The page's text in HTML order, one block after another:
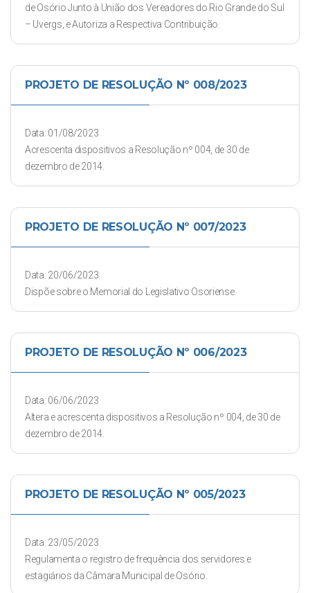
de Osório Junto à União dos Vereadores do Rio Grande do Sul
– Uvergs, e Autoriza a Respectiva Contribuição.
PROJETO DE RESOLUÇÃO Nº 008/2023
Data: 01/08/2023
Acrescenta dispositivos a Resolução nº 004, de 30 de
dezembro de 2014.
PROJETO DE RESOLUÇÃO Nº 007/2023
Data: 20/06/2023
Dispõe sobre o Memorial do Legislativo Osoriense.
PROJETO DE RESOLUÇÃO Nº 006/2023
Data: 06/06/2023
Altera e acrescenta dispositivos a Resolução nº 004, de 30 de
dezembro de 2014.
PROJETO DE RESOLUÇÃO Nº 005/2023
Data: 23/05/2023
Regulamenta o registro de frequência dos servidores e
estagiários da Câmara Municipal de Osório.